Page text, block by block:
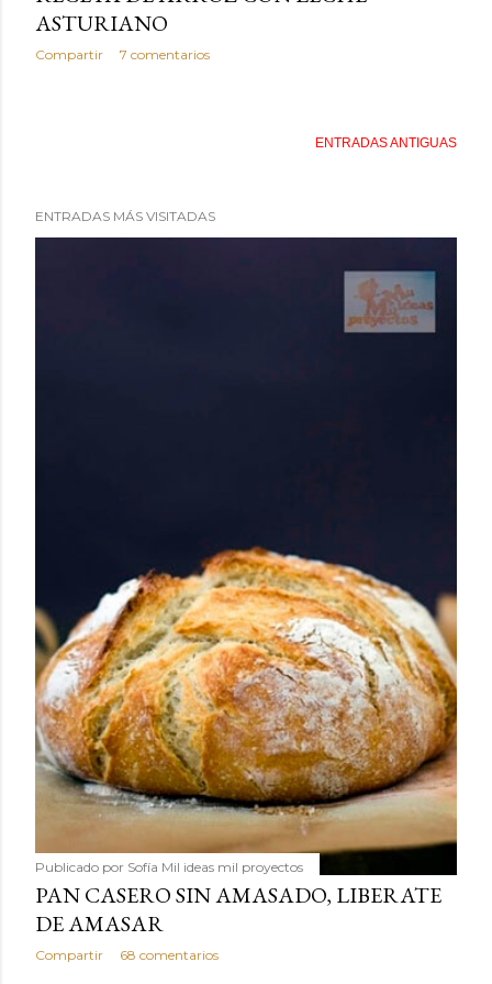
ASTURIANO
Compartir 7 comentarios
ENTRADAS ANTIGUAS
ENTRADAS MÁS VISITADAS
Publicado por Sofía Mil ideas mil proyectos
PAN CASERO SIN AMASADO, LIBERATE
DE AMASAR
Compartir 68 comentarios